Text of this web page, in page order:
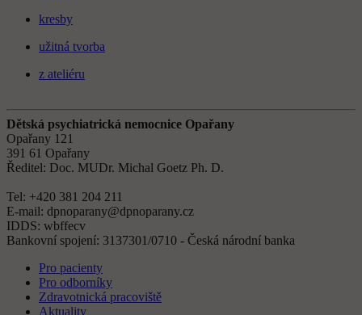
kresby
užitná tvorba
z ateliéru
Dětská psychiatrická nemocnice Opařany
Opařany 121
391 61 Opařany
Ředitel: Doc. MUDr. Michal Goetz Ph. D.
Tel: +420 381 204 211
E-mail: dpnoparany@dpnoparany.cz
IDDS: wbffecv
Bankovní spojení: 3137301/0710 - Česká národní banka
Pro pacienty
Pro odborníky
Zdravotnická pracoviště
Aktuality